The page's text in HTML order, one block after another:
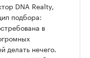
DNA Realty,
подбора:
в
делать нечего.